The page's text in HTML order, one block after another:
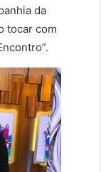
da
tocar com